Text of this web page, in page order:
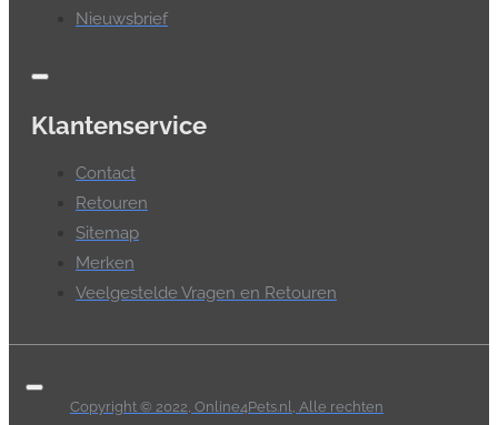
Nieuwsbrief
Klantenservice
Contact
Retouren
Sitemap
Merken
Veelgestelde Vragen en Retouren
Copyright © 2022, Online4Pets.nl, Alle rechten